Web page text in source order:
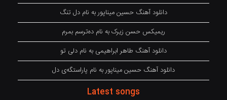
دانلود آهنگ حسین میناپور به نام دل تنگ
ریمیکس حسن زیرک به نام دەترسم بمرم
دانلود آهنگ طاهر ابراهیمی به نام دلی تو
دانلود آهنگ حسین میناپور به نام پاراستگەی دل
Latest songs